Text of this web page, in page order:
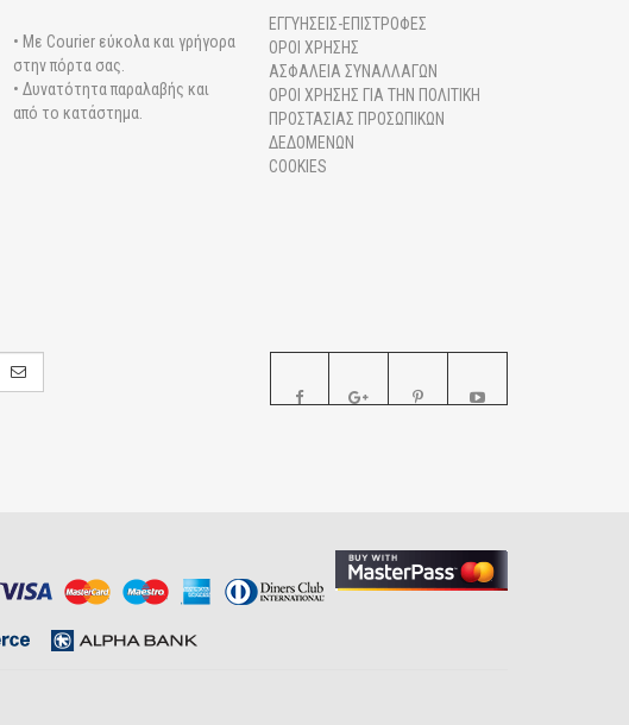
• Με Courier εύκολα και γρήγορα
στην πόρτα σας.
• Δυνατότητα παραλαβής και
από το κατάστημα.
ΕΓΓΥΗΣΕΙΣ-ΕΠΙΣΤΡΟΦΕΣ
ΟΡΟΙ ΧΡΗΣΗΣ
ΑΣΦΑΛΕΙΑ ΣΥΝΑΛΛΑΓΩΝ
ΟΡΟΙ ΧΡΗΣΗΣ ΓΙΑ ΤΗΝ ΠΟΛΙΤΙΚΗ
ΠΡΟΣΤΑΣΙΑΣ ΠΡΟΣΩΠΙΚΩΝ
ΔΕΔΟΜΕΝΩΝ
COOKIES